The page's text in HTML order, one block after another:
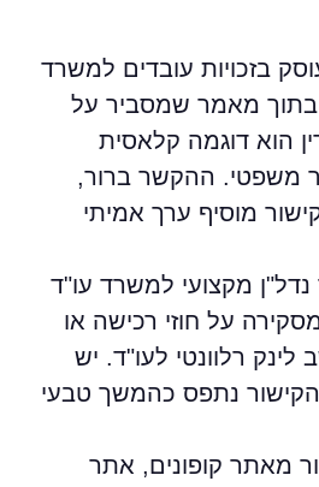
בזכויות עובדים למשרד
בתוך מאמר שמסביר על
הוא דוגמה קלאסית
משפטי. ההקשר ברור,
מוסיף ערך אמיתי
מקצועי למשרד עו"ד
על חוזי רכישה או
לינק רלוונטי לעו"ד. יש
נתפס כהמשך טבעי
מאתר קופונים, אתר